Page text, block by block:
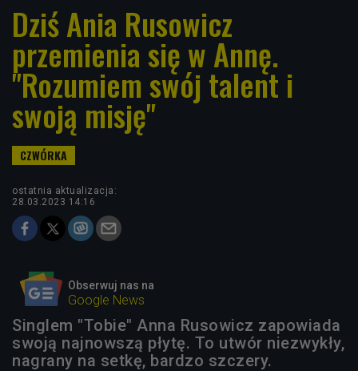
Dziś Ania Rusowicz
przemienia się w Annę.
"Rozumiem swój talent i
swoją misję"
ostatnia aktualizacja:
28.03.2023 14:16
Obserwuj nas na
Google News
Singlem "Tobie" Anna Rusowicz zapowiada
swoją najnowszą płytę. To utwór niezwykły,
nagrany na setkę, bardzo szczery.